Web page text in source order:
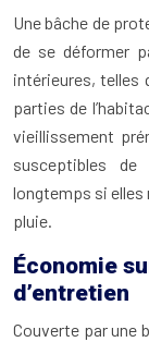
Une bâche de
de se déformer
intérieures, telles
parties de
vieillissement
susceptibles
longtemps si elles
pluie.
Économie
d’entretien
Couverte par une